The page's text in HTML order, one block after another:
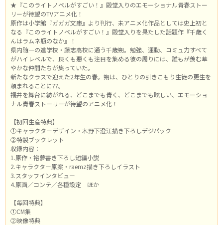
★『このライトノベルがすごい！』殿堂入りのエモーショナル青春ストー
リーが待望のTVアニメ化！
原作は小学館『ガガガ文庫』より刊行、未アニメ化作品としては史上初と
なる『このライトノベルがすごい！』殿堂入りを果たした話題作『千歳く
んはラムネ瓶のなか』！
県内随一の進学校・藤志高校に通う千歳朔。勉強、運動、コミュ力すべて
がハイレベルで、良くも悪くも注目を集める彼の周りには、誰もが羨む華
やかな仲間たちが集っていた。
新たなクラスで迎えた2年生の春。朔は、ひとりの引きこもり生徒の更生を
頼まれることに??。
福井を舞台に紡がれる、どこまでも青く、どこまでも眩しい、エモーショ
ナル青春ストーリーが待望のアニメ化！
【初回生産特典】
①キャラクターデザイン・木野下澄江描き下ろしデジパック
②特製ブックレット
収録内容：
1.原作・裕夢書き下ろし短編小説
2.キャラクター原案・raemz描き下ろしイラスト
3.スタッフインタビュー
4.原画／コンテ／各種設定 ほか
【毎回特典】
①CM集
②映像特典